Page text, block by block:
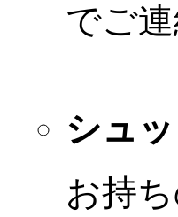
でご
シュ
お持